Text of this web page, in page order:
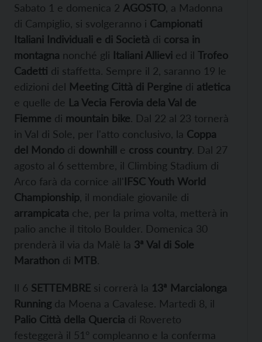
Sabato 1 e domenica 2 AGOSTO , a Madonna
di Campiglio, si svolgeranno i Campionati
Italiani Individuali e di Società di corsa in
montagna nonché gli Italiani Allievi ed il Trofeo
Cadetti di staffetta. Sempre il 2, saranno 19 le
edizioni del Meeting Città di Pergine di atletica
e quelle de La Vecia Ferovia dela Val de
Fiemme di mountain bike. Dal 22 al 23 tornerà
in Val di Sole, per l'atto conclusivo, la Coppa
del Mondo di downhill e cross country. Dal 27
agosto al 6 settembre, il Climbing Stadium di
Arco farà da cornice all'IFSC Youth World
Championship , il mondiale giovanile di
arrampicata che, per la prima volta, metterà in
palio anche il titolo Boulder. Domenica 30
prenderà il via da Malè la 3ª Val di Sole
Marathon di MTB.
Il 6 SETTEMBRE si correrà la 13ª Marcialonga
Running da Moena a Cavalese. Martedì 8, il
Palio Città della Quercia di Rovereto
festeggerà il 51° compleanno e la conferma